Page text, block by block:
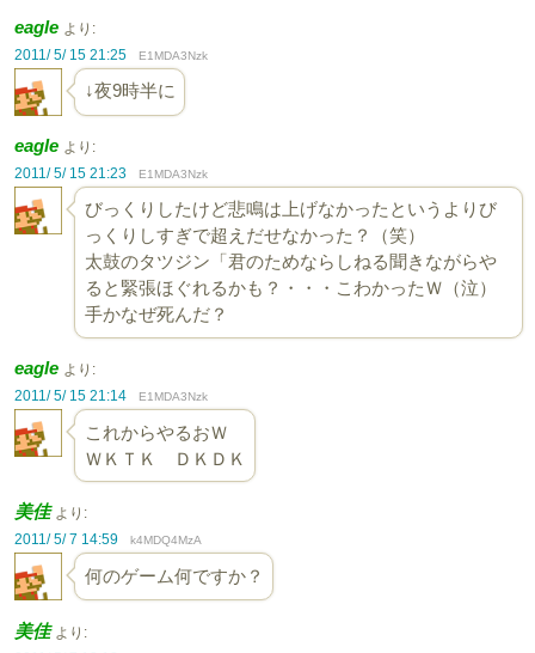
eagle より:
2011/ 5/ 15 21:25
E1MDA3Nzk
↓夜9時半に
eagle より:
2011/ 5/ 15 21:23
E1MDA3Nzk
びっくりしたけど悲鳴は上げなかったというよりび
っくりしすぎで超えだせなかった？（笑）
太鼓のタツジン「君のためならしねる聞きながらや
ると緊張ほぐれるかも？・・・こわかったＷ（泣）
手かなぜ死んだ？
eagle より:
2011/ 5/ 15 21:14
E1MDA3Nzk
これからやるおＷ
ＷＫＴＫ ＤＫＤＫ
美佳 より:
2011/ 5/ 7 14:59
k4MDQ4MzA
何のゲーム何ですか？
美佳 より: